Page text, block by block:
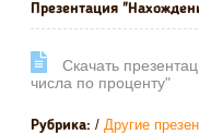
Презентация
Cкачать
числа по проценту"
Рубрика: / Другие